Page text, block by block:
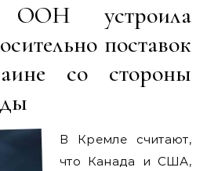
устроила
поставок
со стороны
В Кремле считают,
что Канада и США,